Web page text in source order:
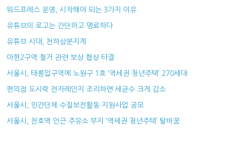
워드프레스 운영, 시작해야 되는 3가지 이유
유튜브의 로고는 간단하고 명료하다
유튜브 시대, 천하삼분지계
아현2구역 철거 관련 보상 협상 타결
서울시, 태릉입구역에 노원구 1호 ‘역세권 청년주택’ 270세대
편의점 도시락 전자레인지 조리하면 세균수 크게 감소
서울시, 민간단체 수질보전활동 지원사업 공모
서울시, 천호역 인근 주유소 부지 ‘역세권 청년주택’ 탈바꿈